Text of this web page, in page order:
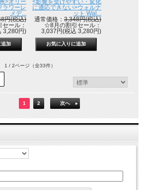
>オリー
ラワーレ
メデ...
円(税込)
ール：
3,280円)
<影響を受けやすい・変化
に適応できない>ウォルナ
ット Wal...
通常価格：3,348円(税込)
☆8月の割引セール：
3,037円(税込 3,280円)
1 / 2ページ（全33件）
1 2 次へ